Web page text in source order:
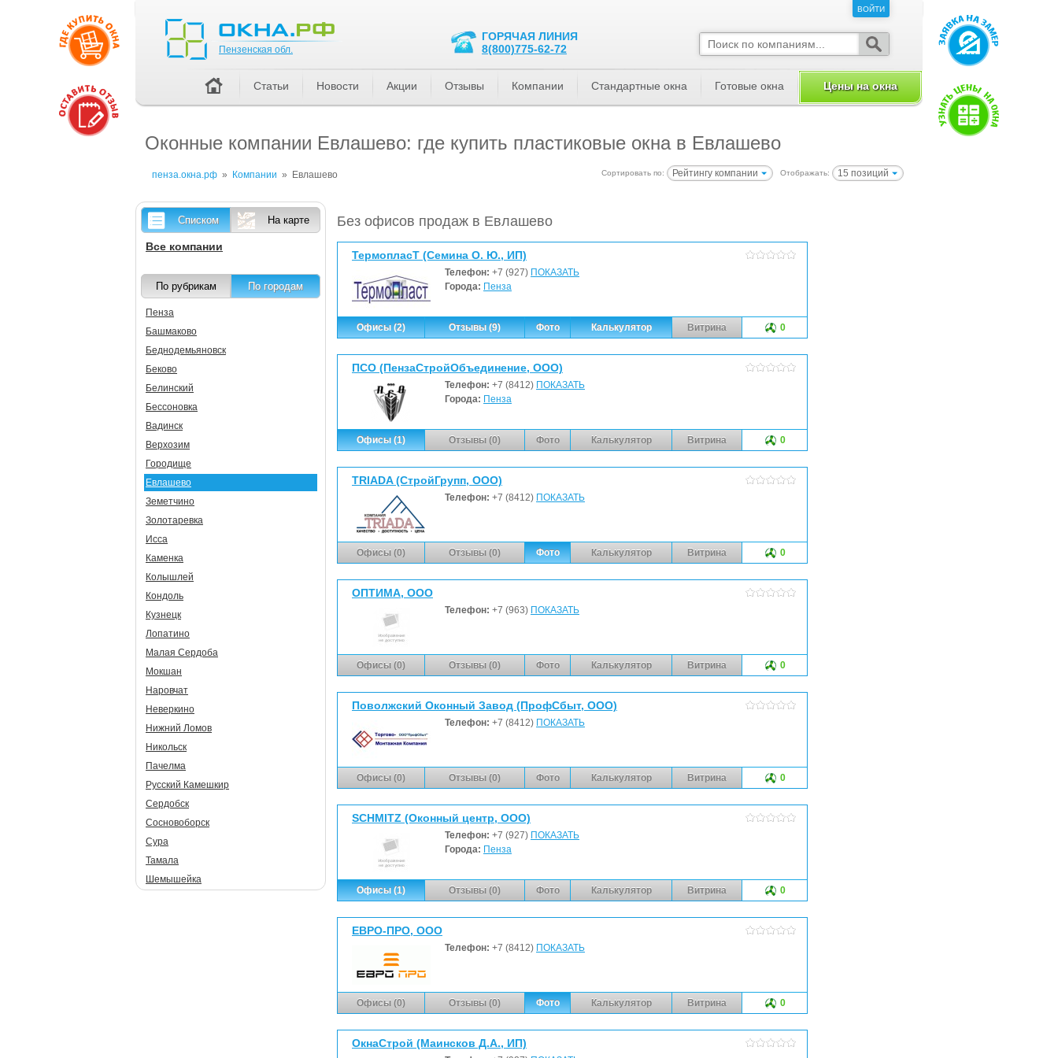
Оконные компании Евлашево: где купить пластиковые окна в Евлашево
Сортировать по: Рейтингу компании Отображать: 15 позиций
пенза.окна.рф » Компании » Евлашево
Без офисов продаж в Евлашево
ТермопласТ (Семина О. Ю., ИП)
Телефон: +7 (927) ПОКАЗАТЬ
Города: Пенза
Офисы (2) Отзывы (9) Фото Калькулятор Витрина 0
ПСО (ПензаСтройОбъединение, ООО)
Телефон: +7 (8412) ПОКАЗАТЬ
Города: Пенза
Офисы (1) Отзывы (0) Фото Калькулятор Витрина 0
TRIADA (СтройГрупп, ООО)
Телефон: +7 (8412) ПОКАЗАТЬ
Офисы (0) Отзывы (0) Фото Калькулятор Витрина 0
ОПТИМА, ООО
Телефон: +7 (963) ПОКАЗАТЬ
Офисы (0) Отзывы (0) Фото Калькулятор Витрина 0
Поволжский Оконный Завод (ПрофСбыт, ООО)
Телефон: +7 (8412) ПОКАЗАТЬ
Офисы (0) Отзывы (0) Фото Калькулятор Витрина 0
SCHMITZ (Оконный центр, ООО)
Телефон: +7 (927) ПОКАЗАТЬ
Города: Пенза
Офисы (1) Отзывы (0) Фото Калькулятор Витрина 0
ЕВРО-ПРО, ООО
Телефон: +7 (8412) ПОКАЗАТЬ
Офисы (0) Отзывы (0) Фото Калькулятор Витрина 0
ОкнаСтрой (Маинсков Д.А., ИП)
Списком На карте
Все компании
По рубрикам По городам
Пенза
Башмаково
Беднодемьяновск
Беково
Белинский
Бессоновка
Вадинск
Верхозим
Городище
Евлашево
Земетчино
Золотаревка
Исса
Каменка
Колышлей
Кондоль
Кузнецк
Лопатино
Малая Сердоба
Мокшан
Наровчат
Неверкино
Нижний Ломов
Никольск
Пачелма
Русский Камешкир
Сердобск
Сосновоборск
Сура
Тамала
Шемышейка
ВОЙТИ
Пензенская обл.
ГОРЯЧАЯ ЛИНИЯ
8(800)775-62-72
Статьи Новости Акции Отзывы Компании Стандартные окна Готовые окна Цены на окна
ВОЙТИ